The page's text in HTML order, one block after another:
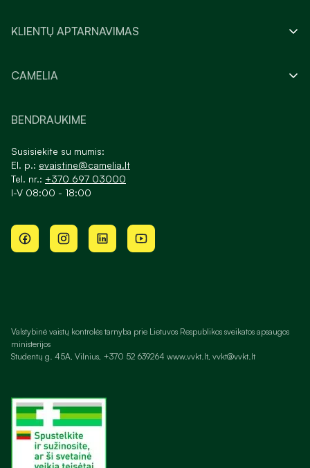
KLIENTŲ APTARNAVIMAS
CAMELIA
BENDRAUKIME
Susisiekite su mumis:
El. p.: evaistine@camelia.lt
Tel. nr.: +370 697 03000
I-V 08:00 - 18:00
Valstybinė vaistų kontrolės tarnyba prie Lietuvos Respublikos sveikatos apsaugos
ministerijos
Studentų g. 45A, Vilnius, +370 52 639264 www.vvkt.lt, vvkt@vvkt.lt